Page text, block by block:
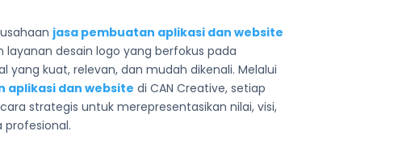
jasa pembuatan aplikasi dan website
desain logo yang berfokus pada
yang kuat, relevan, dan mudah dikenali. Melalui
aplikasi dan website di CAN Creative, setiap
strategis untuk merepresentasikan nilai, visi,
profesional.